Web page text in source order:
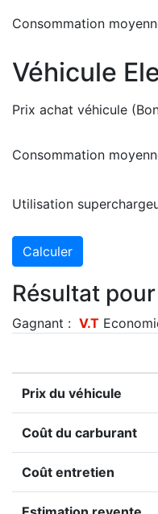
Consommation
Véhicule
Prix achat véhicule
Consommation
Utilisation
Résultat
Gagnant : V.T
Prix du véhicule
Coût du carburant
Coût entretien